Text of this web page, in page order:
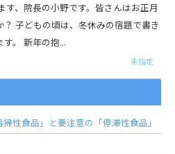
す、院長の小野です。皆さんはお正月
子どもの頃は、冬休みの宿題で書き
。 新年の抱...
未指定
性食品」と要注意の「停滞性食品」